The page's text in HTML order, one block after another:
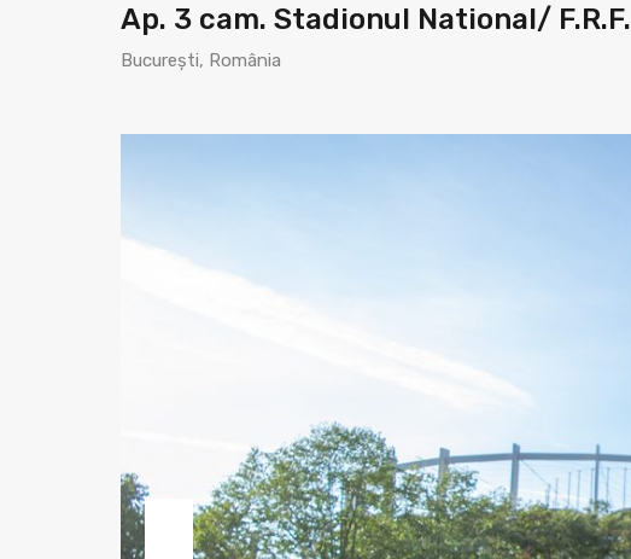
Ap. 3 cam. Stadionul National/ F.R.F.
București, România